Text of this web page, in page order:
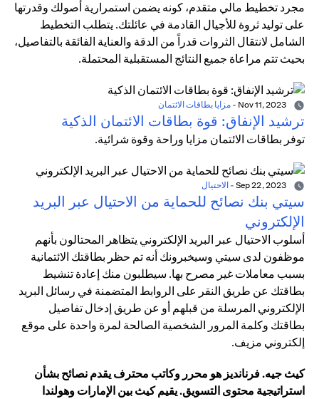
مجرد تخطيط مالي متقدم، كونه يضمن استمرارية أصولك وقدرتها
على توليد ثروة للأجيال القادمة في عائلتك. يتطلب التخطيط
الشامل لانتقال الثروات قدراً من الدقة والعناية الفائقة بالتفاصيل،
بحيث تتم مراعاة جميع النتائج المستقبلية المحتملة.
- مزايا بطاقات الائتمان
ترشيد الإنفاق: قوة بطاقات الائتمان الذكية
توفر بطاقات الائتمان مزايا وراحة وقوة شرائية.
- الاحتيال
سيتي بنك نصائح للحماية من الاحتيال عبر البريد
الإلكتروني
أسلوب الاحتيال عبر البريد الإلكتروني يتظاهر المحتالون بأنهم
موظفون لدى سيتي وسيخبرونك أنه تم حظر بطاقتك الائتمانية
بسبب معاملات غير مصرح بها. سيطلبون منك إعادة تنشيط
بطاقتك عن طريق النقر على الروابط المتضمنة في رسائل البريد
الإلكتروني المرسلة من قبلهم أو عن طريق إدخال تفاصيل
بطاقتك وكلمة المرور الشخصية الصالحة لمرة واحدة على موقع
إلكتروني مزيف.
كيث جيه. فرنانديز هو محرر وكاتب محترف يقدم نصائح بشأن
استراتيجية محتوى التسويق. يقيم كيث بين الإمارات وهولندا